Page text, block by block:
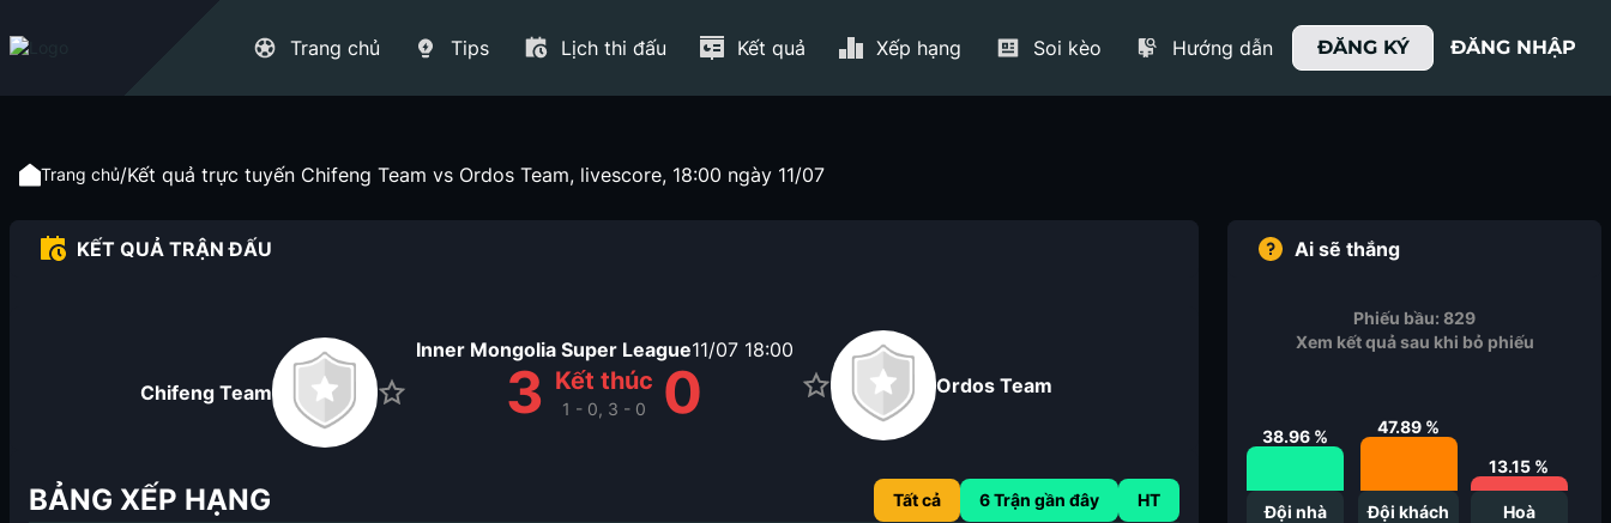
Trang chủ Tips Lịch thi đấu Kết quả Xếp hạng Soi kèo Hướng dẫn ĐĂNG KÝ ĐĂNG NHẬP
Trang chủ/Kết quả trực tuyến Chifeng Team vs Ordos Team, livescore, 18:00 ngày 11/07
KẾT QUẢ TRẬN ĐẤU
Inner Mongolia Super League11/07 18:00
Chifeng Team
3 Kết thúc
1 - 0, 3 - 0 0 Ordos Team
BẢNG XẾP HẠNG Tất cả 6Trận gần đây HT
Ai sẽ thắng
Phiếu bầu: 829
Xem kết quả sau khi bỏ phiếu
38.96 %
Đội nhà
47.89 %
Đội khách
13.15 %
Hoà